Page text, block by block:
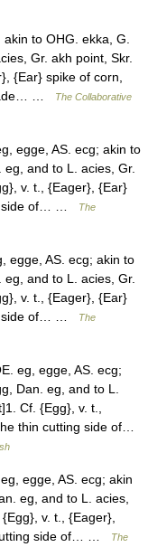
to OHG. ekka, G.
Gr. akh point, Skr.
{Ear} spike of corn,
…
The Collaborative
egge, AS. ecg; akin to
and to L. acies, Gr.
v. t., {Eager}, {Ear}
side of… …
The
egge, AS. ecg; akin to
and to L. acies, Gr.
v. t., {Eager}, {Ear}
side of… …
The
eg, egge, AS. ecg;
Dan. eg, and to L.
Cf. {Egg}, v. t.,
thin cutting side of…
egge, AS. ecg; akin
eg, and to L. acies,
v. t., {Eager},
side of… …
The